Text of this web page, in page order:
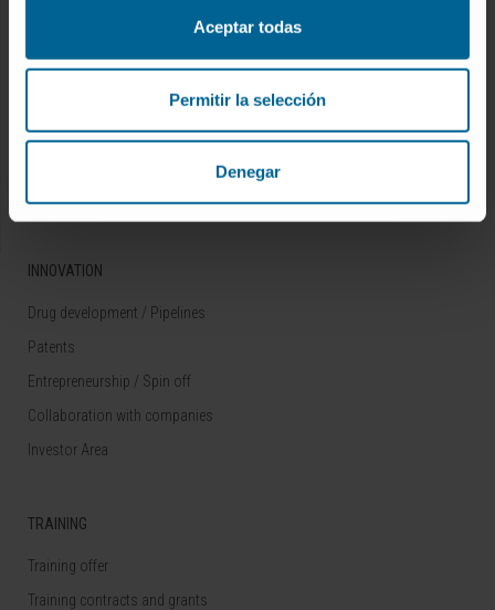
Aceptar todas
Permitir la selección
Denegar
Our Researchers
Technology platforms
INNOVATION
Drug development / Pipelines
Patents
Entrepreneurship / Spin off
Collaboration with companies
Investor Area
TRAINING
Training offer
Training contracts and grants